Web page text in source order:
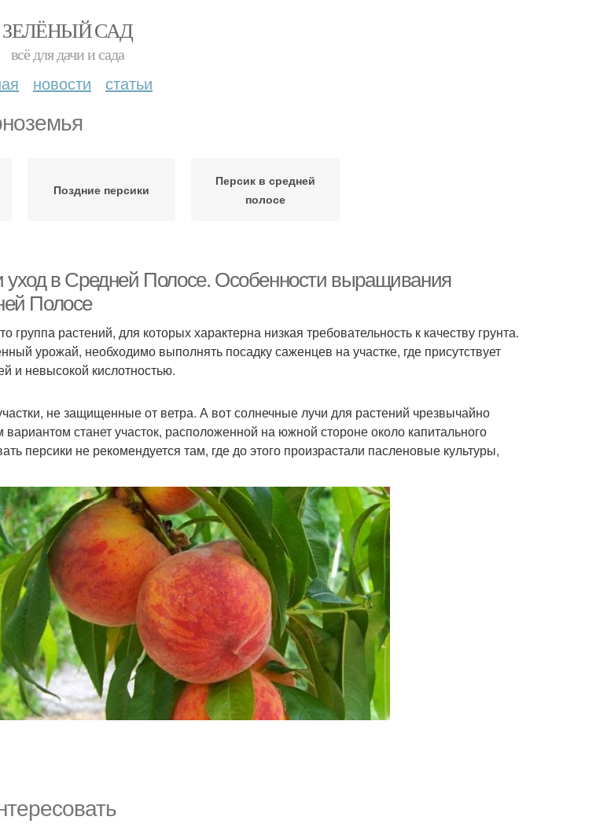
ЗЕЛЁНЫЙ САД
всё для дачи и сада
новости статьи
Поздние персики
Персик в средней
полосе
уход в Средней Полосе. Особенности выращивания
Полосе
группа растений, для которых характерна низкая требовательность к качеству грунта.
урожай, необходимо выполнять посадку саженцев на участке, где присутствует
и невысокой кислотностью.
не защищенные от ветра. А вот солнечные лучи для растений чрезвычайно
станет участок, расположенной на южной стороне около капитального
персики не рекомендуется там, где до этого произрастали пасленовые культуры,